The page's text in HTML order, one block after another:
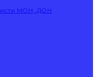
МОН, ДОН